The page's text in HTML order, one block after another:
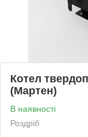
Котел
(Мартен)
В наявності
Роздріб